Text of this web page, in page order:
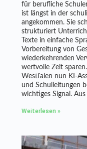
für berufliche
ist längst in der
angekommen. Sie
strukturiert
Texte in einfache
Vorbereitung von
wiederkehrenden
wertvolle Zeit
Westfalen nun KI-
und Schulleitungen
wichtiges Signal.
Weiterlesen »